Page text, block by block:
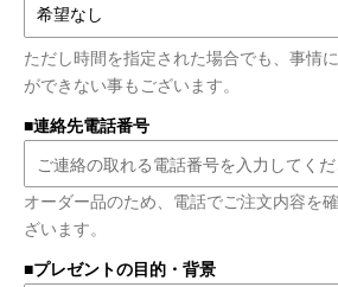
ただし時間を指定された場合でも、事情
ができない事もございます。
■連絡先電話番号
オーダー品のため、電話でご注文内容を
ざいます。
■プレゼントの目的・背景